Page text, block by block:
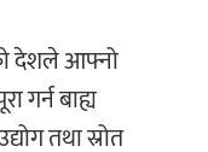
देशले आफ्नो
गर्न बाह्य
तथा स्रोत